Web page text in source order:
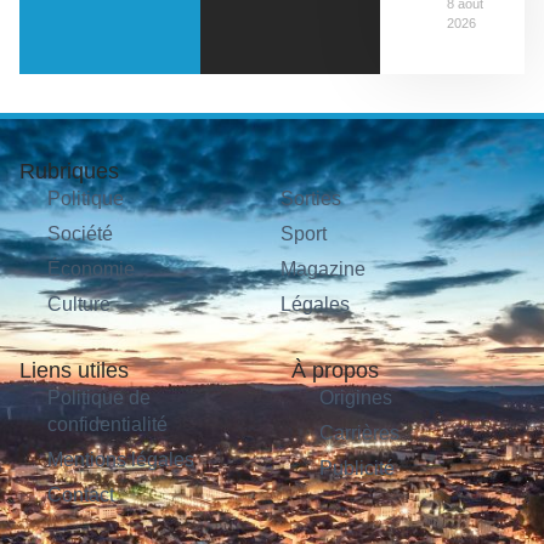
8 août
2026
Rubriques
Politique
Société
Économie
Culture
Sorties
Sport
Magazine
Légales
Liens utiles
Politique de
confidentialité
Mentions légales
Contact
À propos
Origines
Carrières
Publicité